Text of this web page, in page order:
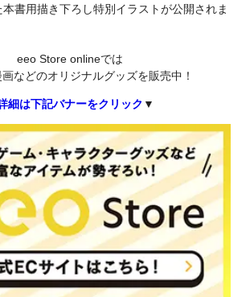
書用描き下ろし特別イラストが公開されま
eeo Store onlineでは
などのオリジナルグッズを販売中！
細は下記バナーをクリック ▼